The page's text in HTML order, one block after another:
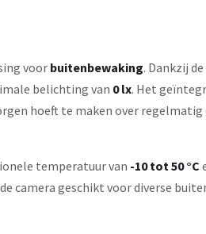
voor buitenbewaking. Dankzij de
belichting van 0 lx. Het
hoeft te maken over regelmatig
temperatuur van -10 tot 50 °C
camera geschikt voor diverse